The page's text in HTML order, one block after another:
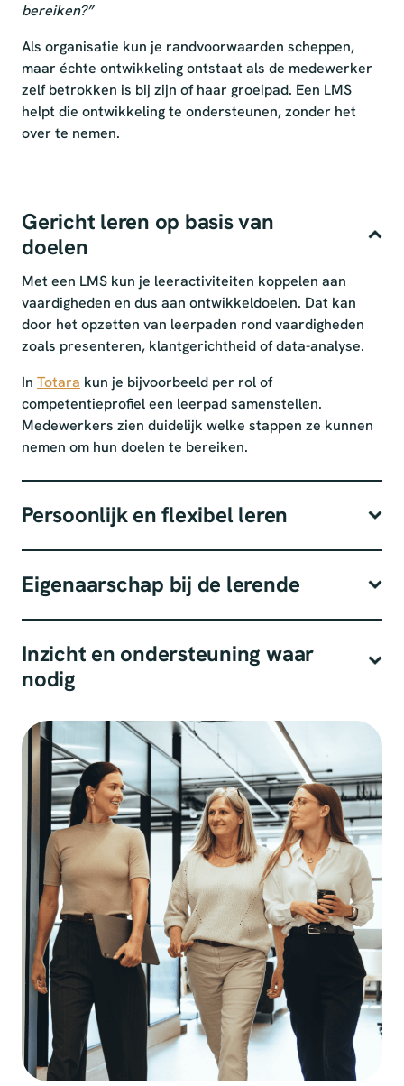
bereiken?”
Als organisatie kun je randvoorwaarden scheppen,
maar échte ontwikkeling ontstaat als de medewerker
zelf betrokken is bij zijn of haar groeipad. Een LMS
helpt die ontwikkeling te ondersteunen, zonder het
over te nemen.
Gericht leren op basis van
doelen
Met een LMS kun je leeractiviteiten koppelen aan
vaardigheden en dus aan ontwikkeldoelen. Dat kan
door het opzetten van leerpaden rond vaardigheden
zoals presenteren, klantgerichtheid of data-analyse.
In Totara kun je bijvoorbeeld per rol of
competentieprofiel een leerpad samenstellen.
Medewerkers zien duidelijk welke stappen ze kunnen
nemen om hun doelen te bereiken.
Persoonlijk en flexibel leren
Eigenaarschap bij de lerende
Inzicht en ondersteuning waar
nodig